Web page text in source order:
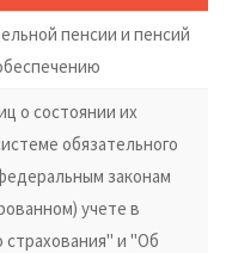
пенсии и пенсий
о состоянии их
обязательного
законам
учете в
страхования" и "Об